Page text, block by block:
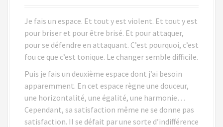
Je fais un espace. Et tout y est violent. Et tout y est
pour briser et pour être brisé. Et pour attaquer,
pour se défendre en attaquant. C’est pourquoi, c’est
fou ce que c’est tonique. Le changer semble difficile.
Puis je fais un deuxième espace dont j’ai besoin
apparemment. En cet espace règne une douceur,
une horizontalité, une égalité, une harmonie…
Cependant, sa satisfaction même ne se donne pas
satisfaction. Il se défait par une sorte d’indifférence